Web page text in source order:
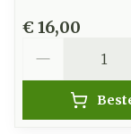
€ 16,00